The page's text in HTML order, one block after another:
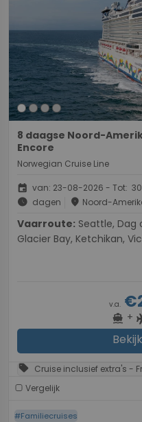
8 daagse Noord-
Encore
Norwegian Cruise Line
event van: 23-08-2026 - Tot:
schedule dagen place Noord-
Vaarroute:
Glacier Bay, Ketchikan,
v.a.
directions_boat +
sell Cruise inclusief extra's -
Vergelijk
#Familiecruises